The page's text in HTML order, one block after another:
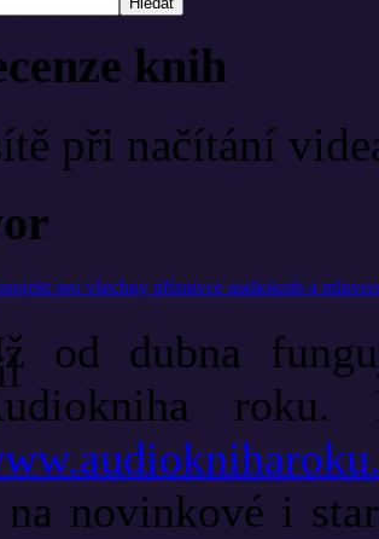
knih
při načítání
pro všechny příznivce audioknih a
od dubna
roku.
na novinkové i